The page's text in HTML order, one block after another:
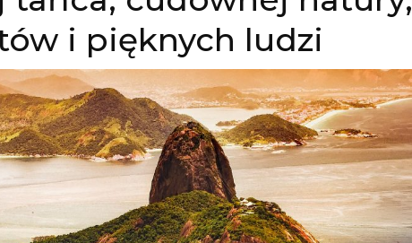
i pięknych ludzi